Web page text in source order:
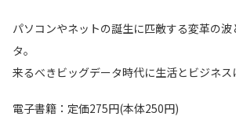
パソコンやネットの誕生に匹敵する変革の
タ。
来るべきビッグデータ時代に生活とビジネス
電子書籍：定価275円(本体250円)